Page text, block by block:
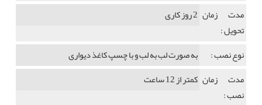
مدت زمان
تحویل :
2 روز کاری
نوع نصب :
به صورت لب به لب و با چسپ کاغذ دیواری
مدت زمان
نصب :
کمتر از 12 ساعت